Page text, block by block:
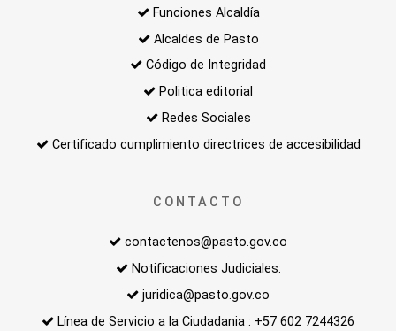
Funciones Alcaldía
Alcaldes de Pasto
Código de Integridad
Politica editorial
Redes Sociales
Certificado cumplimiento directrices de accesibilidad
CONTACTO
contactenos@pasto.gov.co
Notificaciones Judiciales:
juridica@pasto.gov.co
Línea de Servicio a la Ciudadania : +57 602 7244326